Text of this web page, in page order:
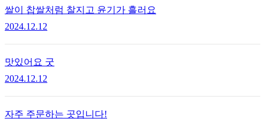
쌀이 찹쌀처럼 찰지고 윤기가 흘러요
2024.12.12
맛있어요 굿
2024.12.12
자주 주문하는 곳입니다!